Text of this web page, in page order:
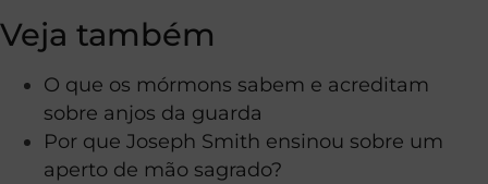
Veja também
O que os mórmons sabem e acreditam
sobre anjos da guarda
Por que Joseph Smith ensinou sobre um
aperto de mão sagrado?